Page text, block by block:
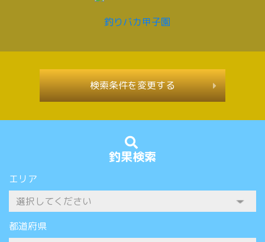
釣果検索
エリア
都道府県
検索条件を変更する